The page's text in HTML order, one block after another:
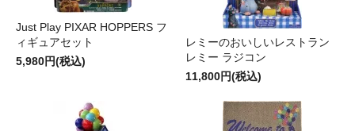
Just Play PIXAR HOPPERS フ
ィギュアセット
5,980円(税込)
レミーのおいしいレストラン
レミー ラジコン
11,800円(税込)